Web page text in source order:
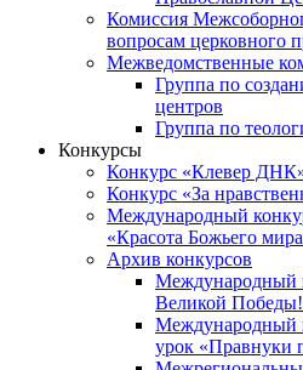
Комиссия
вопросам церковного
Межведомственные
Группа по
центров
Группа по
Конкурсы
Конкурс «Клевер
Конкурс «За
Международный
«Красота Божьего
Архив конкурсов
Международный
Великой
Международный
урок «Правнуки